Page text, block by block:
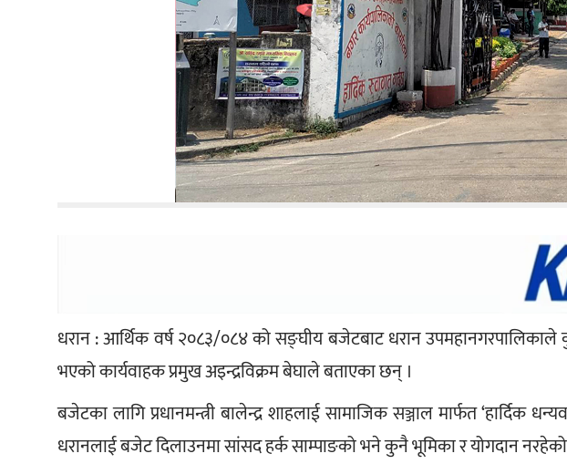
धरान : आर्थिक वर्ष २०८३/०८४ को सङ्घीय बजेटबाट धरान उपमहानगरपालिकाले
भएको कार्यवाहक प्रमुख अइन्द्रविक्रम बेघाले बताएका छन् ।
बजेटका लागि प्रधानमन्त्री बालेन्द्र शाहलाई सामाजिक सञ्जाल मार्फत ‘हार्दिक
धरानलाई बजेट दिलाउनमा सांसद हर्क साम्पाङको भने कुनै भूमिका र योगदान